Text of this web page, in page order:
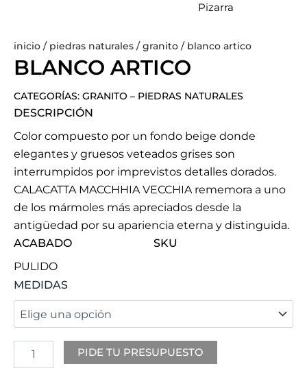
Pizarra
inicio / piedras naturales /granito / blanco artico
BLANCO ARTICO
CATEGORÍAS: GRANITO – PIEDRAS NATURALES
DESCRIPCIÓN
Color compuesto por un fondo beige donde
elegantes y gruesos veteados grises son
interrumpidos por imprevistos detalles dorados.
CALACATTA MACCHHIA VECCHIA rememora a uno
de los mármoles más apreciados desde la
antigüedad por su apariencia eterna y distinguida.
ACABADO
PULIDO
SKU
MEDIDAS
BLANCO
cantidad
PIDE TU PRESUPUESTO